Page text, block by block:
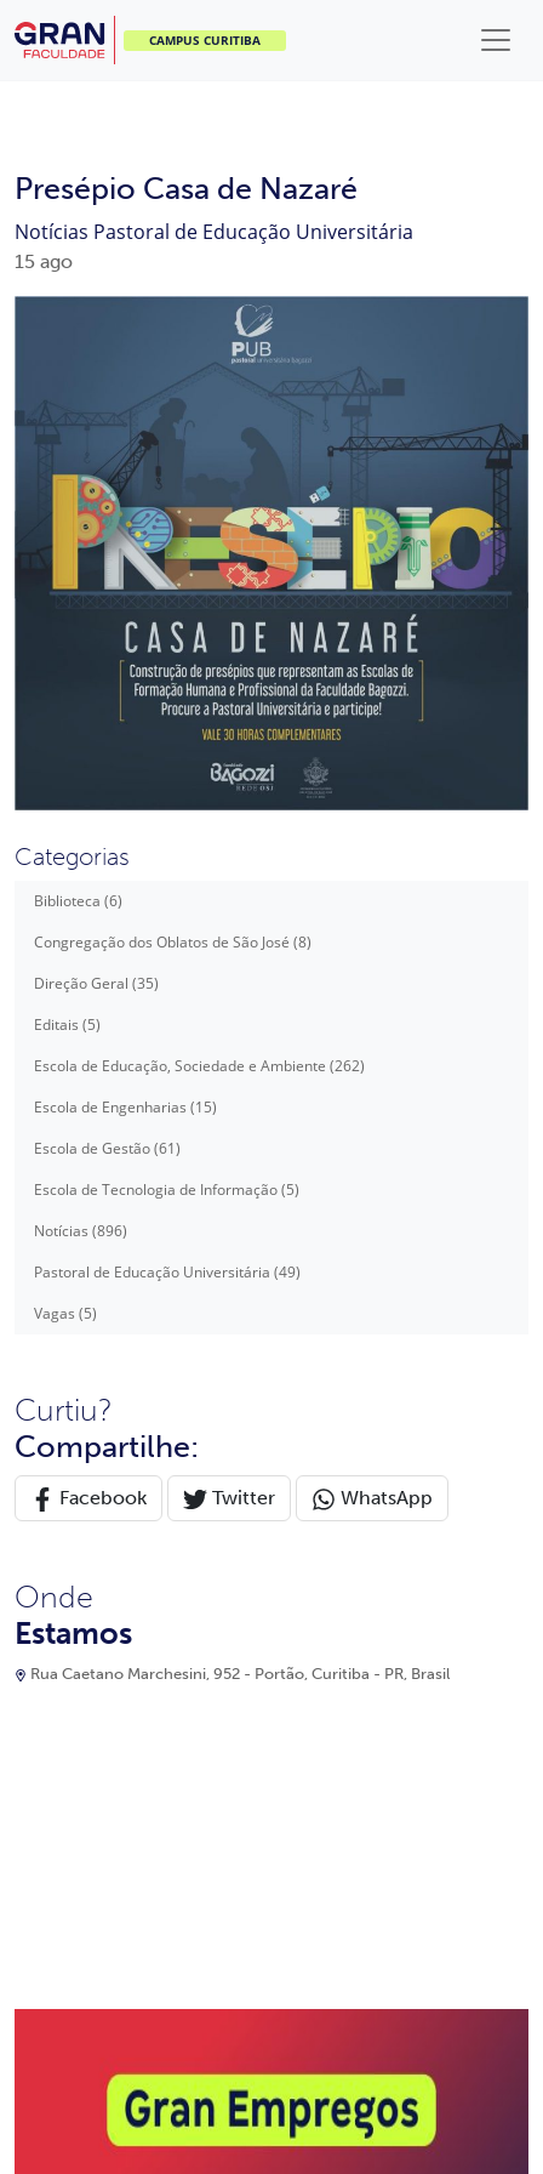
CAMPUS CURITIBA
Presépio Casa de Nazaré
Notícias Pastoral de Educação Universitária
15 ago
Categorias
Biblioteca (6)
Congregação dos Oblatos de São José (8)
Direção Geral (35)
Editais (5)
Escola de Educação, Sociedade e Ambiente (262)
Escola de Engenharias (15)
Escola de Gestão (61)
Escola de Tecnologia de Informação (5)
Notícias (896)
Pastoral de Educação Universitária (49)
Vagas (5)
Curtiu?
Compartilhe:
Facebook Twitter WhatsApp
Onde
Estamos
Rua Caetano Marchesini, 952 - Portão, Curitiba - PR, Brasil